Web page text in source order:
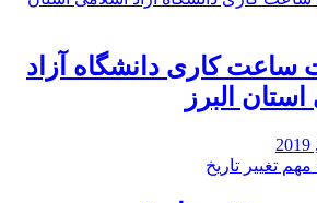
ساعت کاری دانشگاه آزاد
البرز